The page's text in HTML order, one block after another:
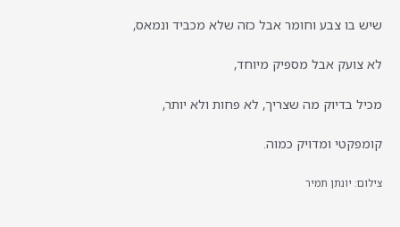
שיש בו צבע וחומר אבל כזה שלא מכביד ונמאס,
לא צועק אבל מספיק מיוחד,
מכיל בדיוק מה שצריך, לא פחות ולא יותר,
קומפקטי ומדויק כמוה.
צילום: יונתן תמיר